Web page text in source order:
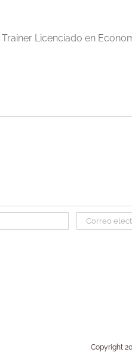
Licenciado en
Copyright